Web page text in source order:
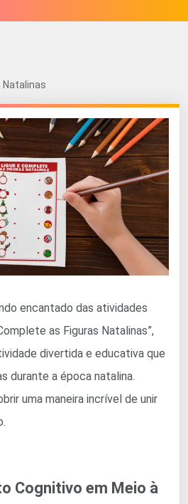
Natalinas
encantado das atividades
as Figuras Natalinas”,
divertida e educativa que
durante a época natalina.
uma maneira incrível de unir
Cognitivo em Meio à